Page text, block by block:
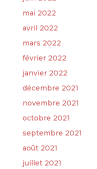
mai 2022
avril 2022
mars 2022
février 2022
janvier 2022
décembre 2021
novembre 2021
octobre 2021
septembre 2021
août 2021
juillet 2021